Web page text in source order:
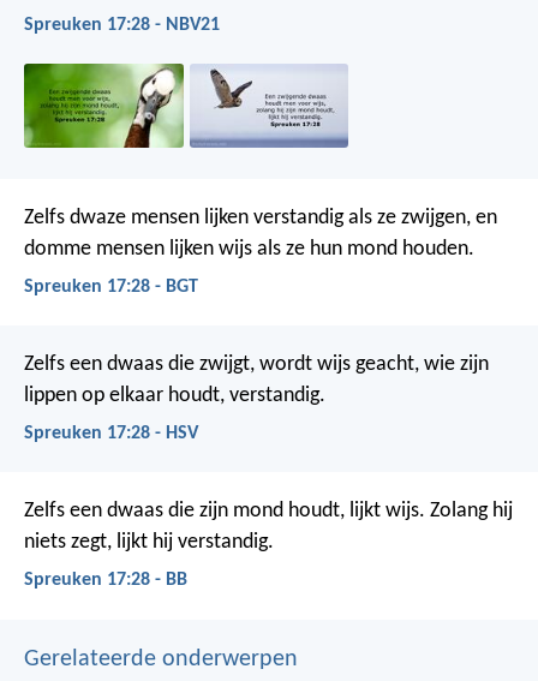
Spreuken 17:28 - NBV21
Zelfs dwaze mensen lijken verstandig als ze zwijgen, en
domme mensen lijken wijs als ze hun mond houden.
Spreuken 17:28 - BGT
Zelfs een dwaas die zwijgt, wordt wijs geacht, wie zijn
lippen op elkaar houdt, verstandig.
Spreuken 17:28 - HSV
Zelfs een dwaas die zijn mond houdt, lijkt wijs. Zolang hij
niets zegt, lijkt hij verstandig.
Spreuken 17:28 - BB
Gerelateerde onderwerpen